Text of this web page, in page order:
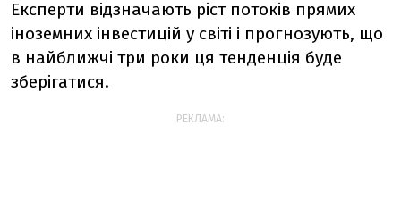
Експерти відзначають ріст потоків прямих
іноземних інвестицій у світі і прогнозують, що
в найближчі три роки ця тенденція буде
зберігатися.
РЕКЛАМА: